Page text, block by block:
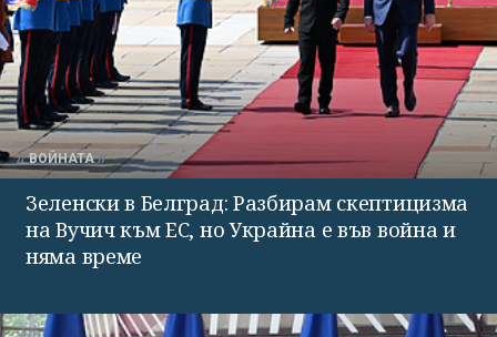
ВОЙНАТА
Зеленски в Белград: Разбирам скептицизма
на Вучич към ЕС, но Украйна е във война и
няма време